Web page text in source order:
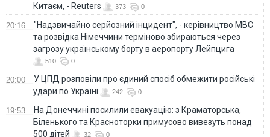
Китаєм, - Reuters
373 0
20:16
"Надзвичайно серйозний інцидент", - керівництво МВС
та розвідка Німеччини терміново збираються через
загрозу українському борту в аеропорту Лейпцига
510 0
20:00
У ЦПД розповіли про єдиний спосіб обмежити російські
удари по Україні
242 0
19:53
На Донеччині посилили евакуацію: з Краматорська,
Біленького та Красноторки примусово вивезуть понад
500 дітей
32 0